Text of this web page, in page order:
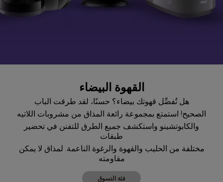
القهوة البيضاء
هل تُفضِّل قهوتك بيضاء؟ حسنًا، لقد طرقت الباب
الصحيح! استمتع بمجموعة رائعة المذاق من مشروبات اللاتيه
والكابوتشينو واستكشف جميع الطرق للتفنن في تحضير
طبقات
مختلفة من الحليب والقهوة والرغوة الناعمة. لمذاق لا يمكن
مقاومته
فئة التسوق